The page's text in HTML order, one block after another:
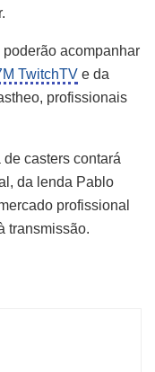
acompanhar
TwitchTV e da
profissionais
casters contará
da lenda Pablo
profissional
transmissão.